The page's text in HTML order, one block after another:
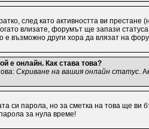
след като активността ви
влизате, форумът ще запази
е възможно други хора да влязат на
е онлайн. Как става това?
Скриване на вашия онлайн статус.
си парола, но за сметка на това ще
за нула време!